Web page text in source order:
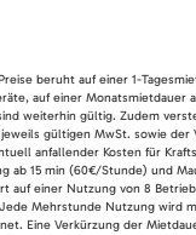
beruht auf einer 1-
auf einer Monatsmietdauer
weiterhin gültig. Zudem
gültigen MwSt. sowie der
anfallender Kosten für
ab 15 min (60€/Stunde) und
auf einer Nutzung von 8
Mehrstunde Nutzung wird
Eine Verkürzung der